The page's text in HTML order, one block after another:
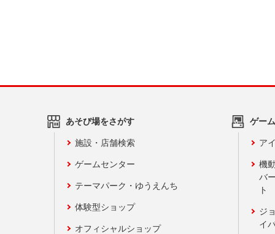
あそび場をさがす
施設・店舗検索
ゲームセンター
テーマパーク・ゆうえんち
体験型ショップ
オフィシャルショップ
ゲー
ア
機
バ
ト
ジ
イ